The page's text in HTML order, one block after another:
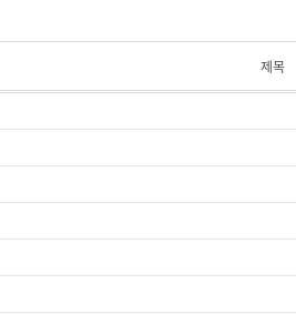
제목